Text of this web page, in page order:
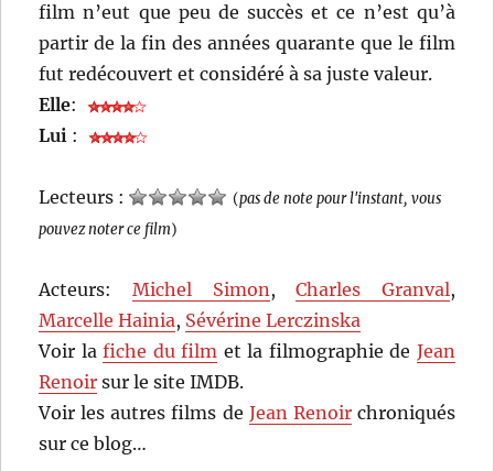
film n’eut que peu de succès et ce n’est qu’à
partir de la fin des années quarante que le film
fut redécouvert et considéré à sa juste valeur.
Elle:
Lui :
Lecteurs : (pas de note pour l'instant, vous
pouvez noter ce film)
Acteurs: Michel Simon,Charles Granval,
Marcelle Hainia, Sévérine Lerczinska
Voir lafiche du film et la filmographie de Jean
Renoir sur le site IMDB.
Voir les autres films de Jean Renoirchroniqués
sur ce blog…